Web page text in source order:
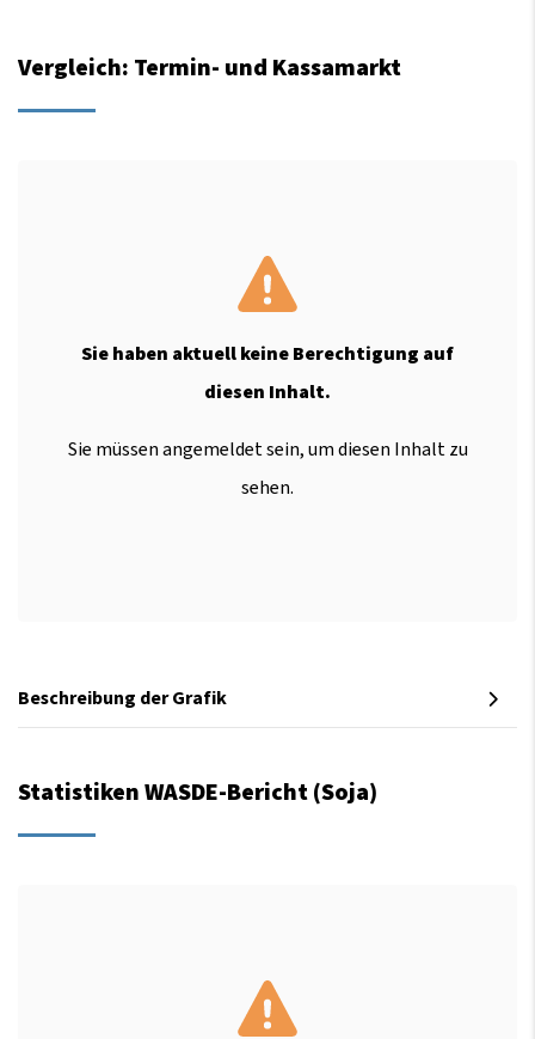
Vergleich: Termin- und Kassamarkt
Sie haben aktuell keine Berechtigung auf
diesen Inhalt.
Sie müssen angemeldet sein, um diesen Inhalt zu
sehen.
Beschreibung der Grafik
Statistiken WASDE-Bericht (Soja)